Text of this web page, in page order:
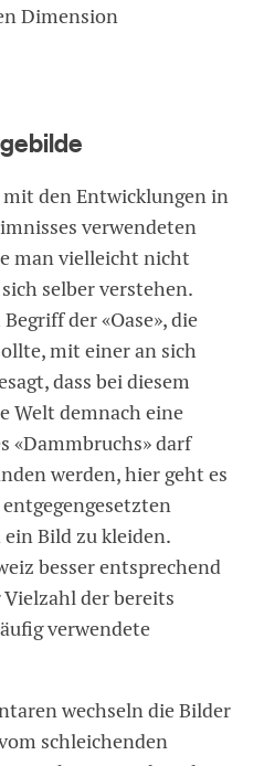
Dimension
den Entwicklungen in
verwendeten
man vielleicht nicht
selber verstehen.
der «Oase», die
mit einer an sich
dass bei diesem
Welt demnach eine
«Dammbruchs» darf
werden, hier geht es
Bild zu kleiden.
besser entsprechend
der bereits
verwendete
wechseln die Bilder
schleichenden